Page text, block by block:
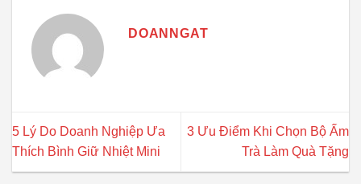
DOANNGAT
5 Lý Do Doanh Nghiệp Ưa
Thích Bình Giữ Nhiệt Mini
3 Ưu Điểm Khi Chọn Bộ Ấm
Trà Làm Quà Tặng